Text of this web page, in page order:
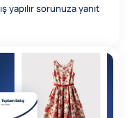
yapılır sorunuza yanıt